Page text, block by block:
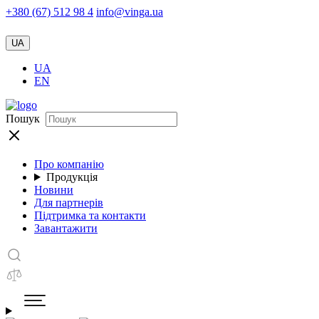
+380 (67) 512 98 4 info@vinga.ua
UA
UA
EN
Пошук
Про компанію
Продукція
Новини
Для партнерів
Підтримка та контакти
Завантажити